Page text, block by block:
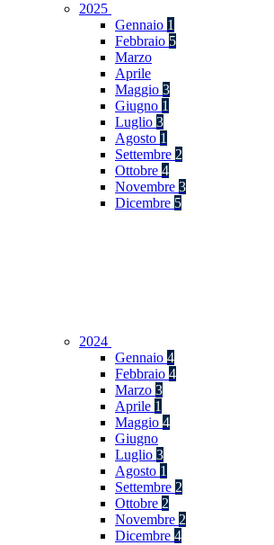
2025
Gennaio 1
Febbraio 5
Marzo
Aprile
Maggio 3
Giugno 1
Luglio 3
Agosto 1
Settembre 2
Ottobre 4
Novembre 3
Dicembre 5
2024
Gennaio 4
Febbraio 4
Marzo 3
Aprile 1
Maggio 4
Giugno
Luglio 3
Agosto 1
Settembre 2
Ottobre 2
Novembre 2
Dicembre 4